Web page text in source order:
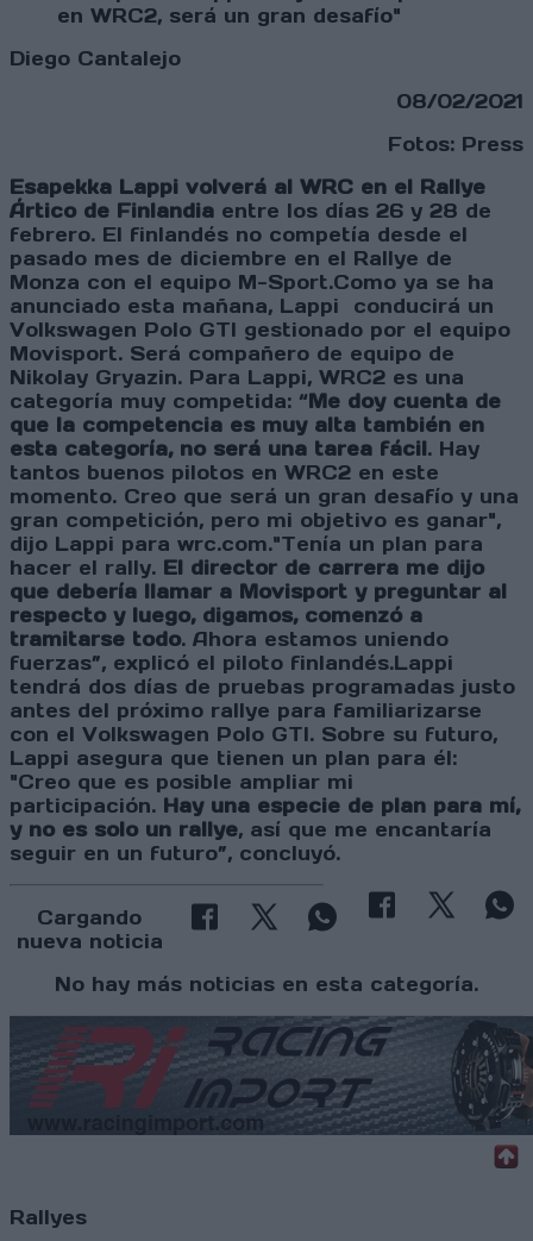
Diego Cantalejo
08/02/2021
Fotos: Press
Esapekka Lappi volverá al WRC en el Rallye
Ártico de Finlandia entre los días 26 y 28 de
febrero. El finlandés no competía desde el
pasado mes de diciembre en el Rallye de
Monza con el equipo M-Sport.Como ya se ha
anunciado esta mañana, Lappi conducirá un
Volkswagen Polo GTI gestionado por el equipo
Movisport. Será compañero de equipo de
Nikolay Gryazin. Para Lappi, WRC2 es una
categoría muy competida: “Me doy cuenta de
que la competencia es muy alta también en
esta categoría, no será una tarea fácil. Hay
tantos buenos pilotos en WRC2 en este
momento. Creo que será un gran desafío y una
gran competición, pero mi objetivo es ganar",
dijo Lappi para wrc.com."Tenía un plan para
hacer el rally. El director de carrera me dijo
que debería llamar a Movisport y preguntar al
respecto y luego, digamos, comenzó a
tramitarse todo. Ahora estamos uniendo
fuerzas”, explicó el piloto finlandés.Lappi
tendrá dos días de pruebas programadas justo
antes del próximo rallye para familiarizarse
con el Volkswagen Polo GTI. Sobre su futuro,
Lappi asegura que tienen un plan para él:
"Creo que es posible ampliar mi
participación. Hay una especie de plan para mí,
y no es solo un rallye, así que me encantaría
seguir en un futuro”, concluyó.
Cargando
nueva noticia
No hay más noticias en esta categoría.
Rallyes